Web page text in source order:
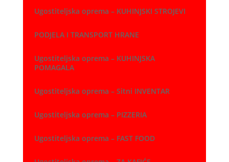
Ugostiteljska oprema – KUHINJSKI STROJEVI
PODJELA I TRANSPORT HRANE
Ugostiteljska oprema – KUHINJSKA
POMAGALA
Ugostiteljska oprema – Sitni INVENTAR
Ugostiteljska oprema – PIZZERIA
Ugostiteljska oprema – FAST FOOD